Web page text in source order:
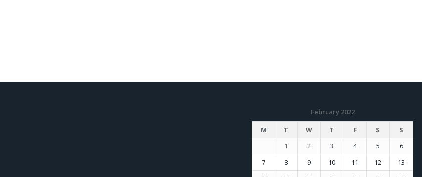
February 2022
M
T W T F S
S
1
2 3 4 5
6
7
8 9 10 11 12
13